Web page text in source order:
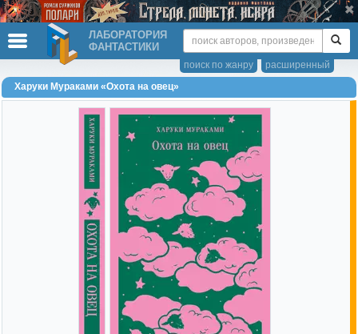
ЛАБОРАТОРИЯ
ФАНТАСТИКИ
расширенный
поиск по жанру
Харуки Мураками «Охота на овец»